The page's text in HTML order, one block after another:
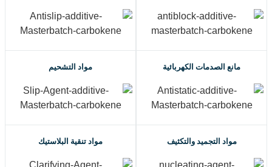
مانع الصدمات الكهربائية مواد التشحيم
مواد التجميد والتكثيف مواد تنقية البلاستيك